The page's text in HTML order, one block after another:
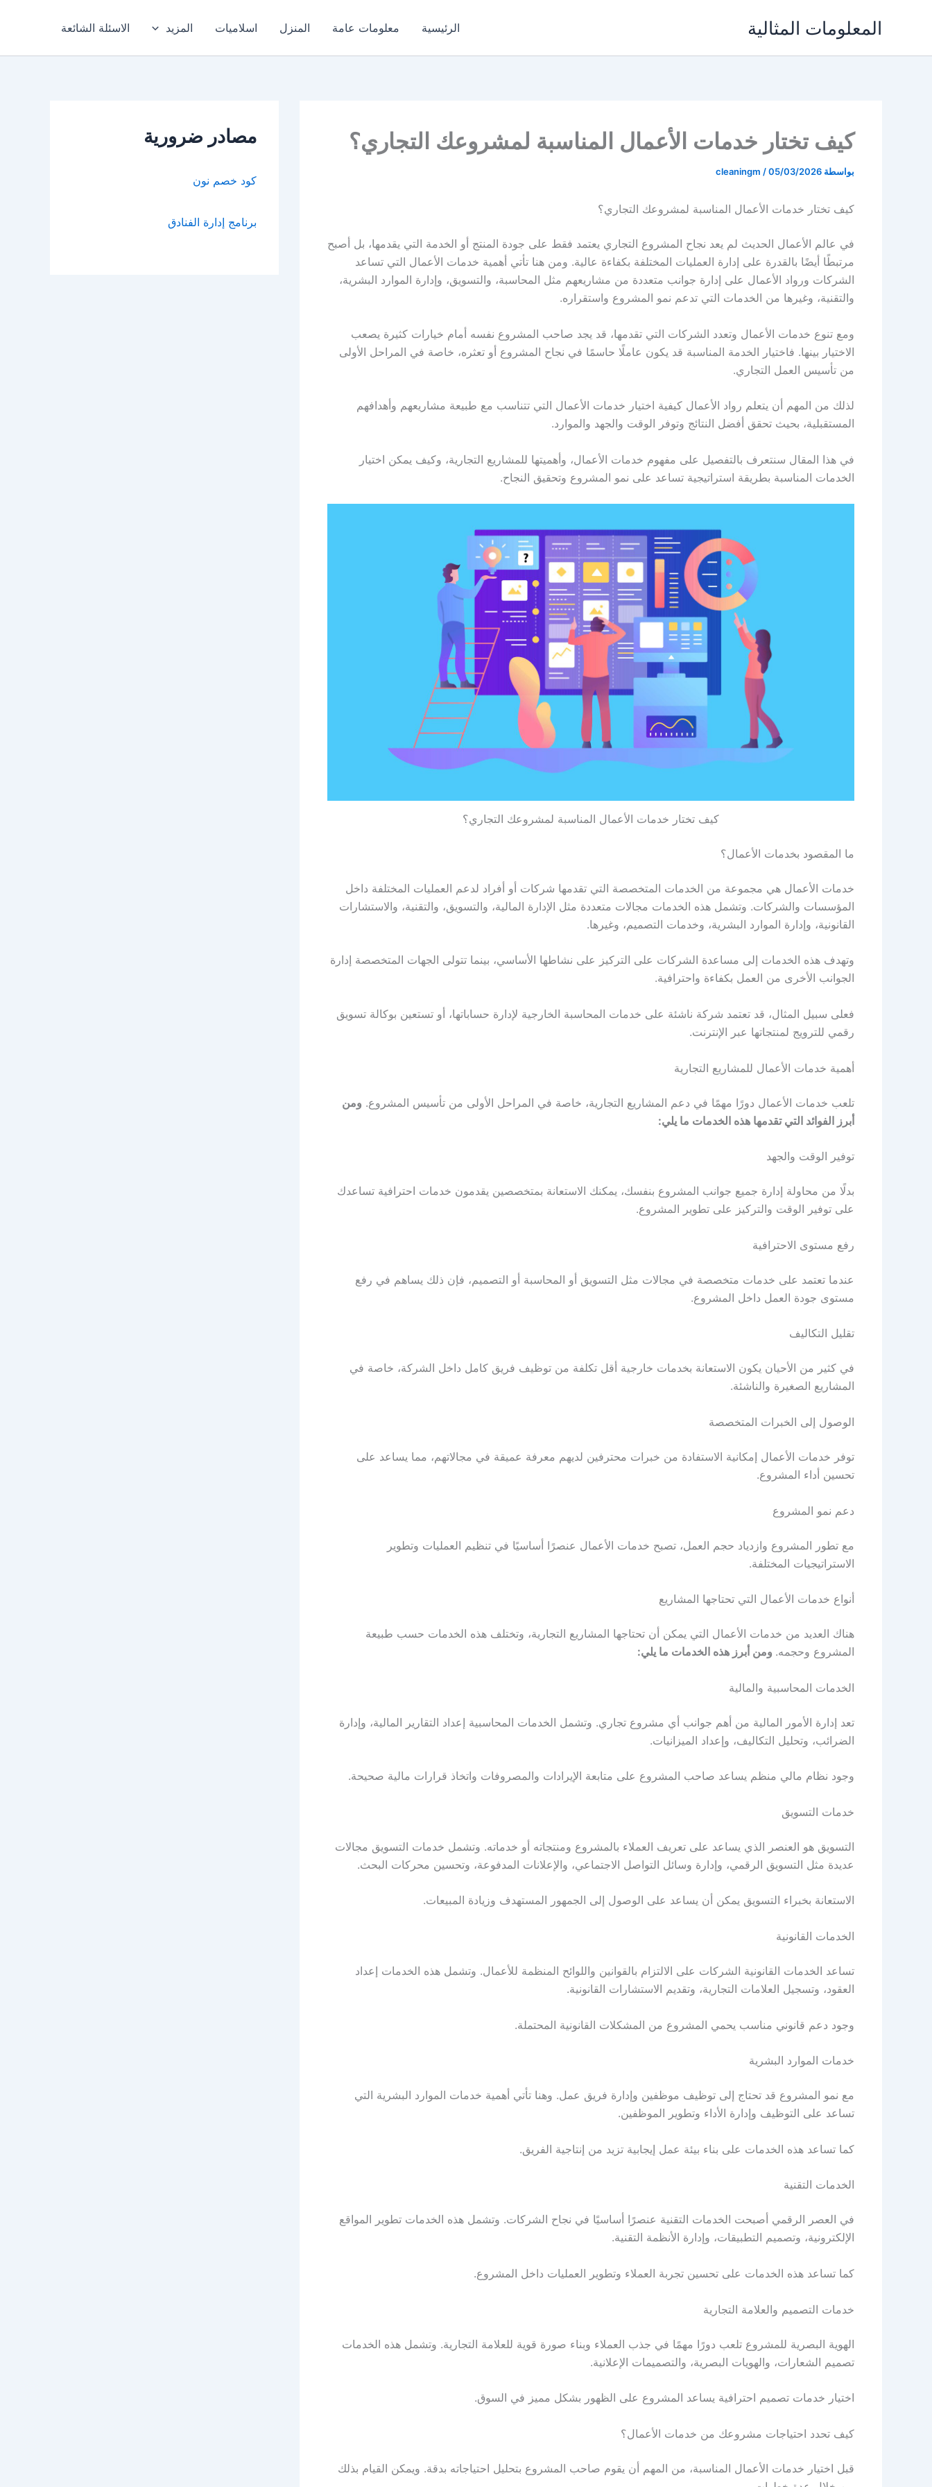
المعلومات المثالية الرئيسية معلومات عامة المنزل اسلاميات المزيد الاسئلة الشائعة
كيف تختار خدمات الأعمال المناسبة لمشروعك التجاري؟
بواسطة cleaningm /05/03/2026
كيف تختار خدمات الأعمال المناسبة لمشروعك التجاري؟
في عالم الأعمال الحديث لم يعد نجاح المشروع التجاري يعتمد فقط على جودة المنتج أو الخدمة التي يقدمها، بل أصبح
مرتبطًا أيضًا بالقدرة على إدارة العمليات المختلفة بكفاءة عالية. ومن هنا تأتي أهمية خدمات الأعمال التي تساعد
الشركات ورواد الأعمال على إدارة جوانب متعددة من مشاريعهم مثل المحاسبة، والتسويق، وإدارة الموارد البشرية،
والتقنية، وغيرها من الخدمات التي تدعم نمو المشروع واستقراره.
ومع تنوع خدمات الأعمال وتعدد الشركات التي تقدمها، قد يجد صاحب المشروع نفسه أمام خيارات كثيرة يصعب
الاختيار بينها. فاختيار الخدمة المناسبة قد يكون عاملًا حاسمًا في نجاح المشروع أو تعثره، خاصة في المراحل الأولى
من تأسيس العمل التجاري.
لذلك من المهم أن يتعلم رواد الأعمال كيفية اختيار خدمات الأعمال التي تتناسب مع طبيعة مشاريعهم وأهدافهم
المستقبلية، بحيث تحقق أفضل النتائج وتوفر الوقت والجهد والموارد.
في هذا المقال سنتعرف بالتفصيل على مفهوم خدمات الأعمال، وأهميتها للمشاريع التجارية، وكيف يمكن اختيار
الخدمات المناسبة بطريقة استراتيجية تساعد على نمو المشروع وتحقيق النجاح.
كيف تختار خدمات الأعمال المناسبة لمشروعك التجاري؟
ما المقصود بخدمات الأعمال؟
خدمات الأعمال هي مجموعة من الخدمات المتخصصة التي تقدمها شركات أو أفراد لدعم العمليات المختلفة داخل
المؤسسات والشركات. وتشمل هذه الخدمات مجالات متعددة مثل الإدارة المالية، والتسويق، والتقنية، والاستشارات
القانونية، وإدارة الموارد البشرية، وخدمات التصميم، وغيرها.
وتهدف هذه الخدمات إلى مساعدة الشركات على التركيز على نشاطها الأساسي، بينما تتولى الجهات المتخصصة إدارة
الجوانب الأخرى من العمل بكفاءة واحترافية.
فعلى سبيل المثال، قد تعتمد شركة ناشئة على خدمات المحاسبة الخارجية لإدارة حساباتها، أو تستعين بوكالة تسويق
رقمي للترويج لمنتجاتها عبر الإنترنت.
أهمية خدمات الأعمال للمشاريع التجارية
تلعب خدمات الأعمال دورًا مهمًا في دعم المشاريع التجارية، خاصة في المراحل الأولى من تأسيس المشروع. ومن
أبرز الفوائد التي تقدمها هذه الخدمات ما يلي:
توفير الوقت والجهد
بدلًا من محاولة إدارة جميع جوانب المشروع بنفسك، يمكنك الاستعانة بمتخصصين يقدمون خدمات احترافية تساعدك
على توفير الوقت والتركيز على تطوير المشروع.
رفع مستوى الاحترافية
عندما تعتمد على خدمات متخصصة في مجالات مثل التسويق أو المحاسبة أو التصميم، فإن ذلك يساهم في رفع
مستوى جودة العمل داخل المشروع.
تقليل التكاليف
في كثير من الأحيان يكون الاستعانة بخدمات خارجية أقل تكلفة من توظيف فريق كامل داخل الشركة، خاصة في
المشاريع الصغيرة والناشئة.
الوصول إلى الخبرات المتخصصة
توفر خدمات الأعمال إمكانية الاستفادة من خبرات محترفين لديهم معرفة عميقة في مجالاتهم، مما يساعد على
تحسين أداء المشروع.
دعم نمو المشروع
مع تطور المشروع وازدياد حجم العمل، تصبح خدمات الأعمال عنصرًا أساسيًا في تنظيم العمليات وتطوير
الاستراتيجيات المختلفة.
أنواع خدمات الأعمال التي تحتاجها المشاريع
هناك العديد من خدمات الأعمال التي يمكن أن تحتاجها المشاريع التجارية، وتختلف هذه الخدمات حسب طبيعة
المشروع وحجمه. ومن أبرز هذه الخدمات ما يلي:
الخدمات المحاسبية والمالية
تعد إدارة الأمور المالية من أهم جوانب أي مشروع تجاري. وتشمل الخدمات المحاسبية إعداد التقارير المالية، وإدارة
الضرائب، وتحليل التكاليف، وإعداد الميزانيات.
وجود نظام مالي منظم يساعد صاحب المشروع على متابعة الإيرادات والمصروفات واتخاذ قرارات مالية صحيحة.
خدمات التسويق
التسويق هو العنصر الذي يساعد على تعريف العملاء بالمشروع ومنتجاته أو خدماته. وتشمل خدمات التسويق مجالات
عديدة مثل التسويق الرقمي، وإدارة وسائل التواصل الاجتماعي، والإعلانات المدفوعة، وتحسين محركات البحث.
الاستعانة بخبراء التسويق يمكن أن يساعد على الوصول إلى الجمهور المستهدف وزيادة المبيعات.
الخدمات القانونية
تساعد الخدمات القانونية الشركات على الالتزام بالقوانين واللوائح المنظمة للأعمال. وتشمل هذه الخدمات إعداد
العقود، وتسجيل العلامات التجارية، وتقديم الاستشارات القانونية.
وجود دعم قانوني مناسب يحمي المشروع من المشكلات القانونية المحتملة.
خدمات الموارد البشرية
مع نمو المشروع قد تحتاج إلى توظيف موظفين وإدارة فريق عمل. وهنا تأتي أهمية خدمات الموارد البشرية التي
تساعد على التوظيف وإدارة الأداء وتطوير الموظفين.
كما تساعد هذه الخدمات على بناء بيئة عمل إيجابية تزيد من إنتاجية الفريق.
الخدمات التقنية
في العصر الرقمي أصبحت الخدمات التقنية عنصرًا أساسيًا في نجاح الشركات. وتشمل هذه الخدمات تطوير المواقع
الإلكترونية، وتصميم التطبيقات، وإدارة الأنظمة التقنية.
كما تساعد هذه الخدمات على تحسين تجربة العملاء وتطوير العمليات داخل المشروع.
خدمات التصميم والعلامة التجارية
الهوية البصرية للمشروع تلعب دورًا مهمًا في جذب العملاء وبناء صورة قوية للعلامة التجارية. وتشمل هذه الخدمات
تصميم الشعارات، والهويات البصرية، والتصميمات الإعلانية.
اختيار خدمات تصميم احترافية يساعد المشروع على الظهور بشكل مميز في السوق.
كيف تحدد احتياجات مشروعك من خدمات الأعمال؟
قبل اختيار خدمات الأعمال المناسبة، من المهم أن يقوم صاحب المشروع بتحليل احتياجاته بدقة. ويمكن القيام بذلك
مصادر ضرورية
كود خصم نون
برنامج إدارة الفنادق